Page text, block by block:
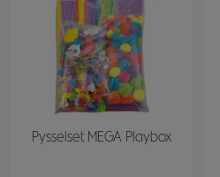
Pysselset MEGA Playbox